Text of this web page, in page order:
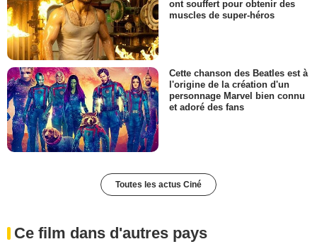
ont souffert pour obtenir des
muscles de super-héros
Cette chanson des Beatles est à
l'origine de la création d'un
personnage Marvel bien connu
et adoré des fans
Toutes les actus Ciné
Ce film dans d'autres pays